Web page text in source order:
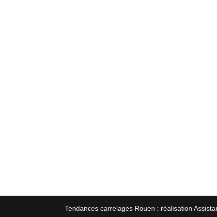
Tendances carrelages Rouen : réalisation